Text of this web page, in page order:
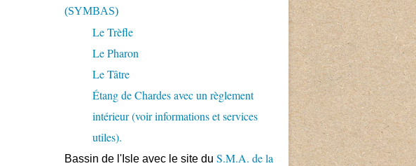
(SYMBAS)
Le Trèfle
Le Pharon
Le Tâtre
Étang de Chardes avec un règlement
intérieur (voir informations et services
utiles).
Bassin de l'Isle avec le site du S.M.A. de la